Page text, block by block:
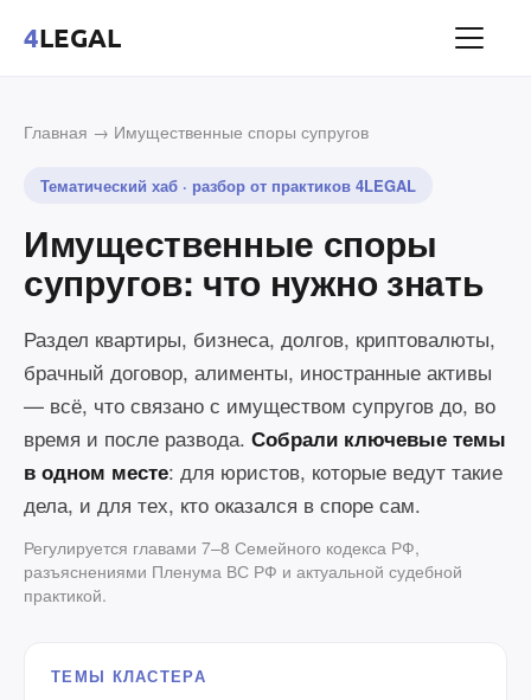
4LEGAL
Главная → Имущественные споры супругов
Тематический хаб · разбор от практиков 4LEGAL
Имущественные споры
супругов: что нужно знать
Раздел квартиры, бизнеса, долгов, криптовалюты,
брачный договор, алименты, иностранные активы
— всё, что связано с имуществом супругов до, во
время и после развода. Собрали ключевые темы
в одном месте: для юристов, которые ведут такие
дела, и для тех, кто оказался в споре сам.
Регулируется главами 7–8 Семейного кодекса РФ,
разъяснениями Пленума ВС РФ и актуальной судебной
практикой.
ТЕМЫ КЛАСТЕРА